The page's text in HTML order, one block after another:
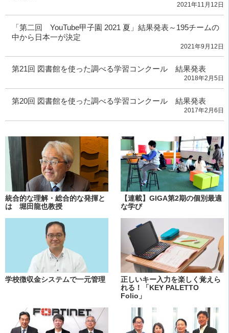
2021年11月12日
「第二回 YouTube甲子園 2021 夏」結果発表～195チームの
中から日本一が決定
2021年9月12日
第21回 図書館を使った調べる学習コンクール 結果発表
2018年2月5日
第20回 図書館を使った調べる学習コンクール 結果発表
2017年2月6日
統合的な理解・総合的な発揮と
は 堀田龍也教授
【連載】GIGA第2期の個別最適
な学び
学校徴収金システムで一元管理
正しいキー入力を楽しく覚えら
れる！「KEY PALETTO
Folio」